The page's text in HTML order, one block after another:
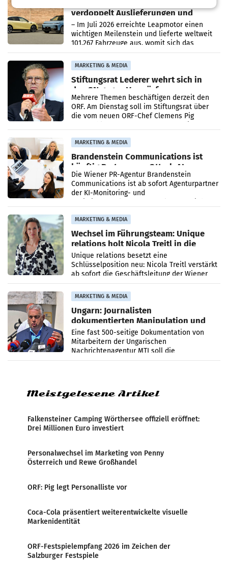
verdoppelt Auslieferungen und
überschreitet die 100.000er-Marke
– Im Juli 2026 erreichte Leapmotor einen
wichtigen Meilenstein und lieferte weltweit
101.267 Fahrzeuge aus, womit sich das
Ergebnis gegenüber Juli 2025 mehr als
verdoppelte (+102
MARKETING & MEDIA
Stiftungsrat Lederer wehrt sich in
den SN gegen Vorwürfe
Mehrere Themen beschäftigen derzeit den
ORF. Am Dienstag soll im Stiftungsrat über
die vom neuen ORF-Chef Clemens Pig
MARKETING & MEDIA
Brandenstein Communications ist
künftig Partner von OtterlyAI
Die Wiener PR-Agentur Brandenstein
Communications ist ab sofort Agenturpartner
der KI-Monitoring- und
MARKETING & MEDIA
Wechsel im Führungsteam: Unique
relations holt Nicola Treitl in die
Geschäftsleitung
Unique relations besetzt eine
Schlüsselposition neu: Nicola Treitl verstärkt
ab sofort die Geschäftsleitung der Wiener
PR-Agentur an der Seite von Josef Kalina und
Anna Kalina-Mahr.
MARKETING & MEDIA
Ungarn: Journalisten
dokumentierten Manipulation und
Zensur
Eine fast 500-seitige Dokumentation von
Mitarbeitern der Ungarischen
Nachrichtenagentur MTI soll die
systematische Nachrichten-Manipulation und
Meistgelesene Artikel
Falkensteiner Camping Wörthersee offiziell eröffnet:
Drei Millionen Euro investiert
Personalwechsel im Marketing von Penny
Österreich und Rewe Großhandel
ORF: Pig legt Personalliste vor
Coca-Cola präsentiert weiterentwickelte visuelle
Markenidentität
ORF-Festspielempfang 2026 im Zeichen der
Salzburger Festspiele